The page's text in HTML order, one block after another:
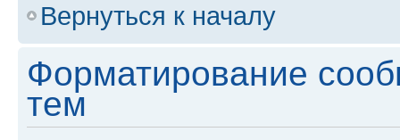
Вернуться к началу
Форматирование
тем